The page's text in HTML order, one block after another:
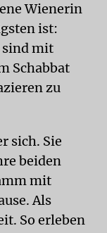
Wienerin
ist:
sind mit
Schabbat
zu
sich. Sie
beiden
mit
Als
So erleben